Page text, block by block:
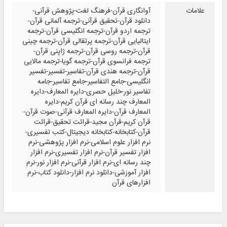
علامات
آوانگاری قرآن-فرهنگ لغت-پژوهش قرآنی-
دانلود قرآن-تحقیق قرآنی-ترجمه آلمانی قرآن-
ترجمه اردو قرآن-ترجمه انگلیسی قرآن-ترجمه
ایتالیایی قرآن-ترجمه پرتقالی قرآن-ترجمه چینی
قرآن-ترجمه روسی قرآن-ترجمه ژاپنی قرآن-
ترجمه فرانسوی قرآن-ترجمه گویا-ترجمه مالایی
قرآن-ترجمه هندی قرآن-تفاسیر-تفسیر-تفسیر
انگلیسی-جامع التفاسیر-جامع تفاسیر-جامه
تفاسیر نور-خلیل حصری-دایره المعارف-دایره
المعارف چند رسانه ‏اى قرآن کریم-دایره
المعارف قرآن-دایره المعارف قرآنی-صوت قرآن-
قرآن کریم-قرآن مجید-قرائت تحقیق-قرائت
قرآن-کتابخانه-کتابخانه دیجیتال-کتب تفسیری-
نرم افزار علوم اسلامی-نرم افزار پژوهشی-نرم
افزار تفسیر قرآن-نرم افزار تفسیری-نرم افزار
چند رسانه ای-نرم افزار قرآنی-نرم افزار نور-نرم
افزار آموزشی-دانلود نرم افزار-دانلود کتاب-نرم
افزارهای قرآن